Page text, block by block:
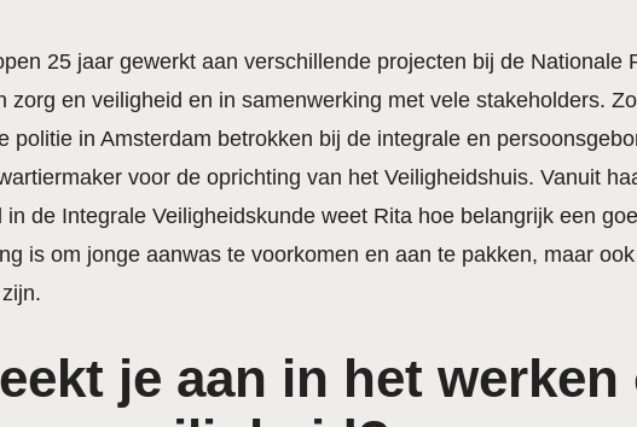
25 jaar gewerkt aan verschillende projecten bij de Nationale
zorg en veiligheid en in samenwerking met vele stakeholders.
politie in Amsterdam betrokken bij de integrale en
voor de oprichting van het Veiligheidshuis. Vanuit
de Integrale Veiligheidskunde weet Rita hoe belangrijk een
is om jonge aanwas te voorkomen en aan te pakken, maar
je aan in het